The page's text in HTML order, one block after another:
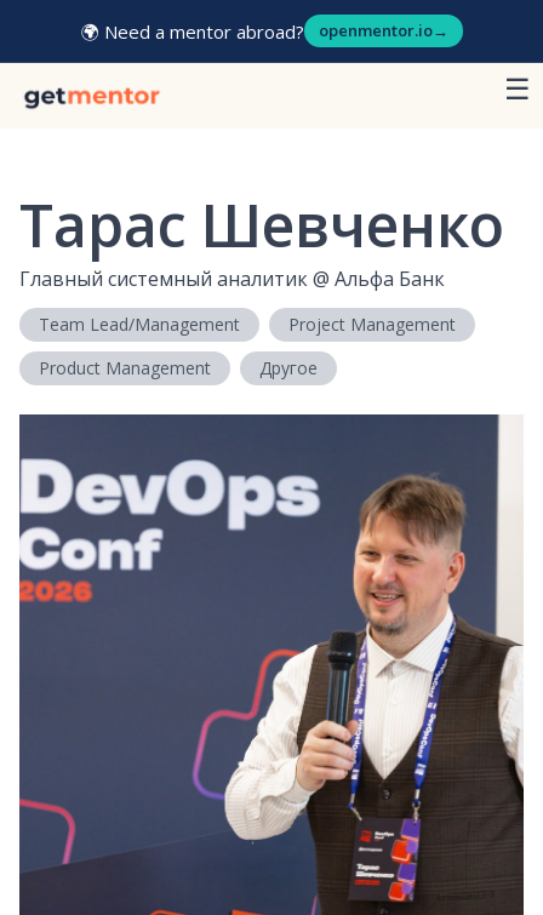
🌍 Need a mentor abroad? openmentor.io→
☰
Тарас Шевченко
Главный системный аналитик@ Альфа Банк
Team Lead/Management
Project Management
Product Management
Другое